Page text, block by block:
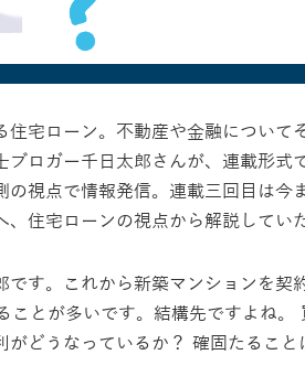
宅ローン。不動産や金融について
ロガー千日太郎さんが、連載形式
視点で情報発信。連載三回目は今
住宅ローンの視点から解説してい
す。これから新築マンションを契
とが多いです。結構先ですよね。
どうなっているか？ 確固たること